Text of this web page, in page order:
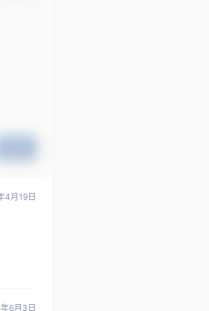
4月19日
6月3日